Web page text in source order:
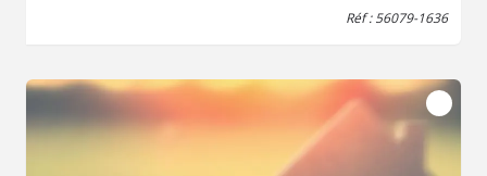
bien est exposé sont disponibles sur le site Géorisques :
Réf : 56079-1636